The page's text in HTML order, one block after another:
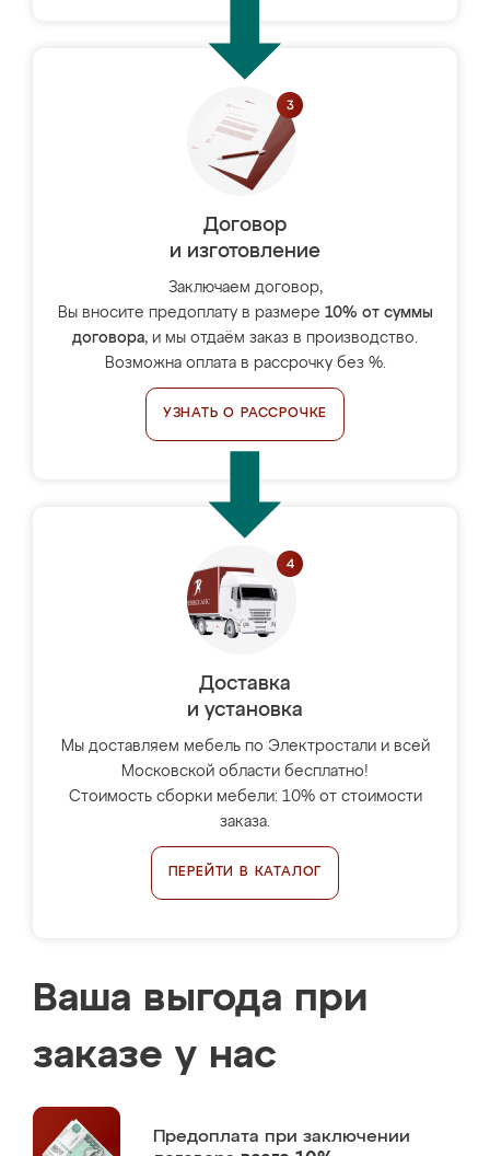
Договор
и изготовление
Заключаем договор,
Вы вносите предоплату в размере 10% от суммы
договора, и мы отдаём заказ в производство.
Возможна оплата в рассрочку без %.
УЗНАТЬ О РАССРОЧКЕ
Доставка
и установка
Мы доставляем мебель по Электростали и всей
Московской области бесплатно!
Стоимость сборки мебели: 10% от стоимости
заказа.
ПЕРЕЙТИ В КАТАЛОГ
Ваша выгода при
заказе у нас
Предоплата при заключении